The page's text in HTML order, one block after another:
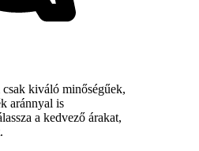
kiváló minőségűek,
aránnyal is
a kedvező árakat,